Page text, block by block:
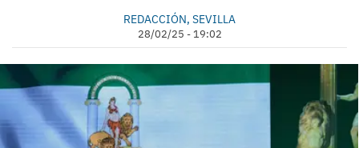
REDACCIÓN, SEVILLA
28/02/25 - 19:02